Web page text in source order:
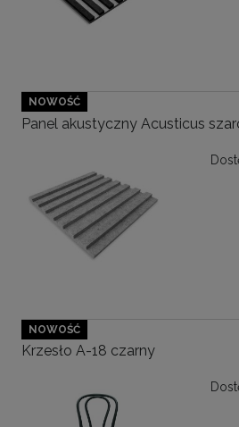
Panel akustyczny Acusticus
NOWOŚĆ
Krzesło A-18 czarny
NOWOŚĆ